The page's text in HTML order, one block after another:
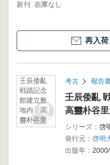
新刊 在庫なし
再入
壬辰倭亂
戦蹟記念
館建立敷
地内 高
靈朴谷里
遺蹟 試掘
考古 報告
壬辰倭亂
高靈朴谷
シリーズ：
発行元： 啓明
出版年：